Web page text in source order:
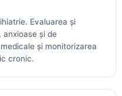
Evaluarea și
și de
și monitorizarea
cronic.